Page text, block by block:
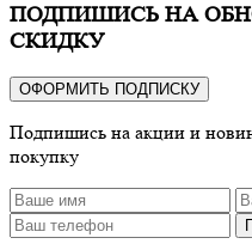
ПОДПИШИСЬ НА
СКИДКУ
ОФОРМИТЬ ПОДПИСКУ
Подпишись на акции и
покупку